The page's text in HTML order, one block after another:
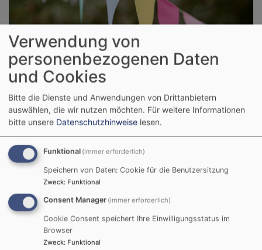
Sie wollen stets informiert sein? Dann schauen Sie
regelmäßig vorbei und verpassen keine Veranstaltung
und keine Neuigkeiten aus dem Dekanat.
DIAKONIE & BERATUNG
Verwendung von
personenbezogenen Daten
und Cookies
Bitte die Dienste und Anwendungen von Drittanbietern
auswählen, die wir nutzen möchten. Für weitere Informationen
bitte unsere Datenschutzhinweise lesen.
Funktional (immer erforderlich)
Speichern von Daten: Cookie für die Benutzersitzung
Zweck: Funktional
Consent Manager (immer erforderlich)
Cookie Consent speichert Ihre Einwilligungsstatus im
Browser
Zweck: Funktional